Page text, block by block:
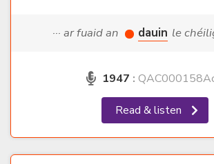
··· ar fuaid an dauin le
1947 :
Read & listen